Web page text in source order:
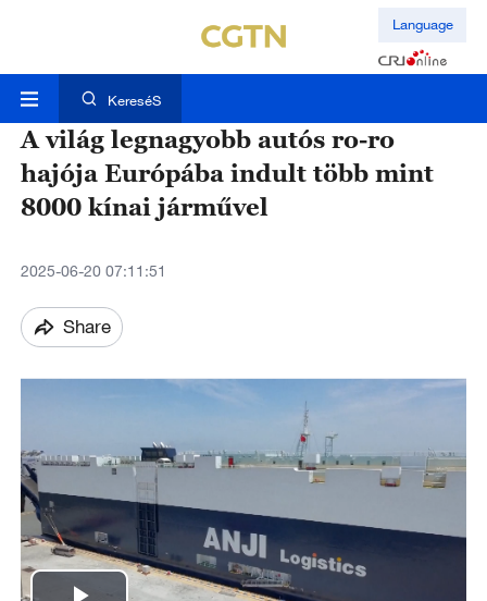
Language
KereséS
A világ legnagyobb autós ro-ro
hajója Európába indult több mint
8000 kínai járművel
2025-06-20 07:11:51
Share